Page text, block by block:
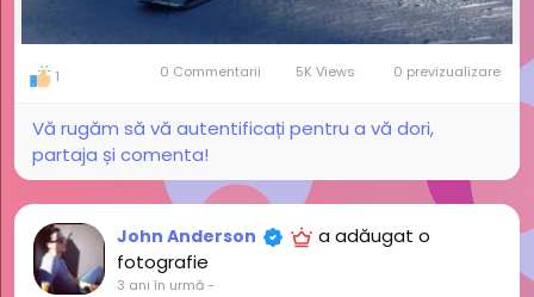
1 0 Commentarii 5K Views 0 previzualizare
Vă rugăm să vă autentificați pentru a vă dori,
partaja și comenta!
John Anderson
a adăugat o
fotografie
3 ani în urmă-